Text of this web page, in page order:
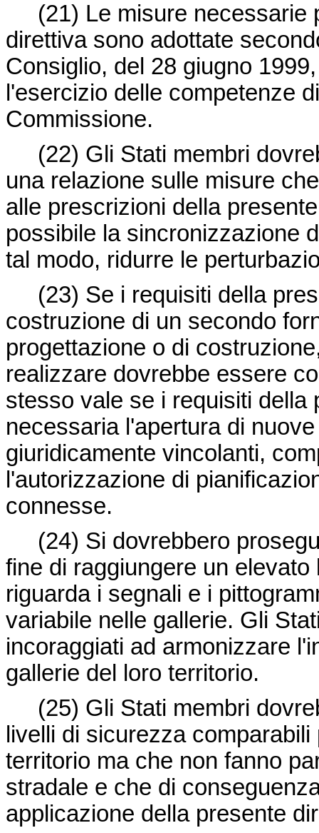
(21) Le misure necessarie
direttiva sono adottate
Consiglio, del 28 giugno
l'esercizio delle competenze
Commissione.
(22) Gli Stati membri
una relazione sulle misure
alle prescrizioni della
possibile la sincronizzazione
tal modo, ridurre le
(23) Se i requisiti della
costruzione di un secondo
progettazione o di
realizzare dovrebbe essere
stesso vale se i requisiti della
necessaria l'apertura di
giuridicamente vincolanti,
l'autorizzazione di
connesse.
(24) Si dovrebbero
fine di raggiungere un
riguarda i segnali e i
variabile nelle gallerie. Gli
incoraggiati ad armonizzare
gallerie del loro territorio.
(25) Gli Stati membri
livelli di sicurezza
territorio ma che non fanno
stradale e che di
applicazione della presente